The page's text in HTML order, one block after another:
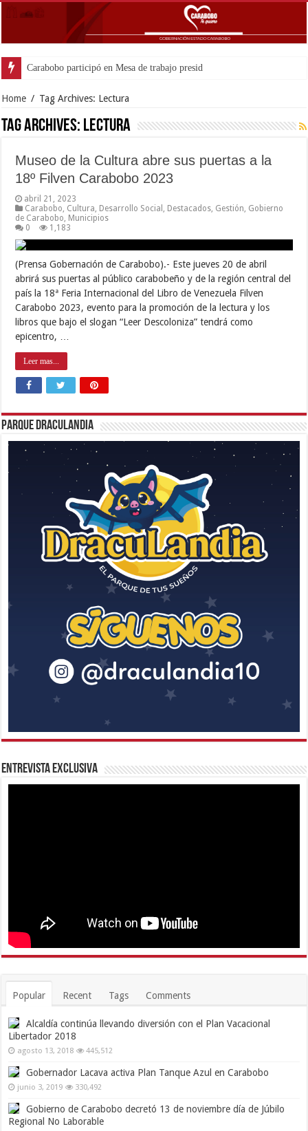
Carabobo participó en Mesa de trabajo presidencial p
Home / Tag Archives: Lectura
Tag Archives: Lectura
Museo de la Cultura abre sus puertas a la
18º Filven Carabobo 2023
abril 21, 2023
Carabobo Cultura Desarrollo Social Destacados Gestión Gobierno
de Carabobo Municipios
0
1,183
(Prensa Gobernación de Carabobo).- Este jueves 20 de abril
abrirá sus puertas al público carabobeño y de la región central del
país la 18ª Feria Internacional del Libro de Venezuela Filven
Carabobo 2023, evento para la promoción de la lectura y los
libros que bajo el slogan “Leer Descoloniza” tendrá como
epicentro, …
Leer mas...
Parque Draculandia
Entrevista Exclusiva
Popular Recent Tags Comments
Alcaldía continúa llevando diversión con el Plan Vacacional
Libertador 2018
agosto 13, 2018 445,512
Gobernador Lacava activa Plan Tanque Azul en Carabobo
junio 3, 2019 330,492
Gobierno de Carabobo decretó 13 de noviembre día de Júbilo
Regional No Laborable